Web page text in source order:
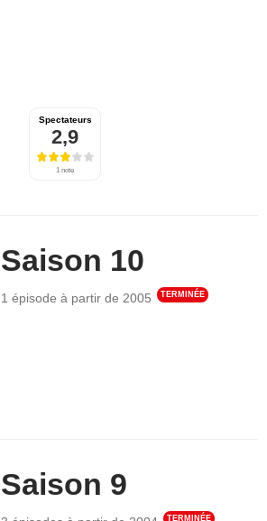
Spectateurs
2,9
1 note
Saison 10
1 épisode à partir de 2005 TERMINÉE
Saison 9
TERMINÉE